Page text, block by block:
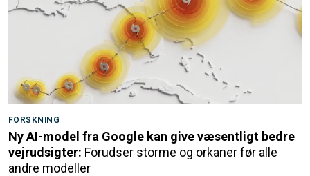
FORSKNING
Ny AI-model fra Google kan give væsentligt bedre
vejrudsigter: Forudser storme og orkaner før alle
andre modeller